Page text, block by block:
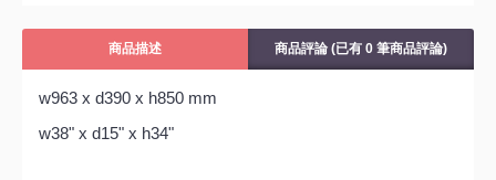
商品描述 商品評論 (已有 0 筆商品評論)
w963 x d390 x h850 mm
w38" x d15" x h34"